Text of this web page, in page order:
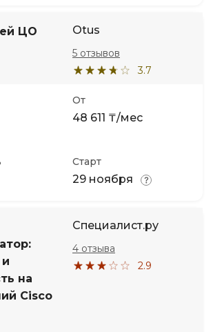
ЦО
Otus
3.7
5 отзывов
От
48 611 ₸/мес
Старт
29 ноября
на
Cisco
Специалист.ру
2.9
4 отзыва